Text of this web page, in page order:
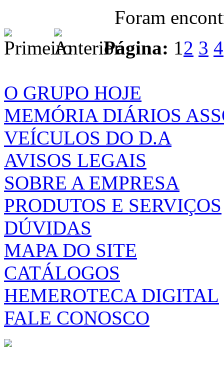
Foram
Página: 12 3 4
O GRUPO HOJE
MEMÓRIA DIÁRIOS
VEÍCULOS DO D.A
AVISOS LEGAIS
SOBRE A EMPRESA
PRODUTOS E SERVIÇOS
DÚVIDAS
MAPA DO SITE
CATÁLOGOS
HEMEROTECA DIGITAL
FALE CONOSCO